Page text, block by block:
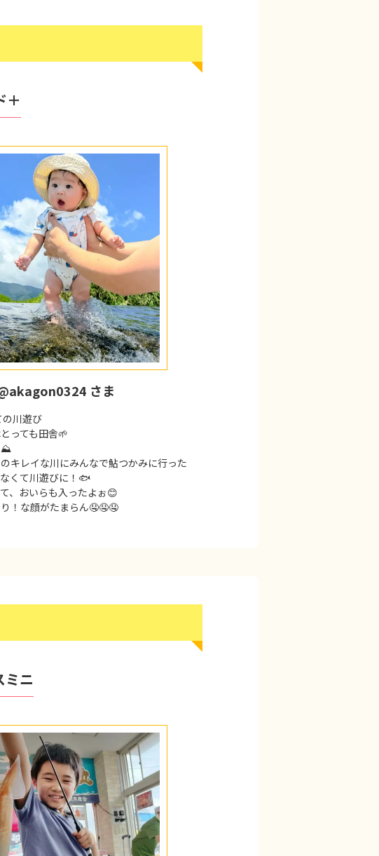
＋
さま
の川遊び
っても田舎🌱
キレイな川にみんなで鮎つかみに行った
くて川遊びに！🐟
、おいらも入ったよぉ😊
！な顔がたまらん🤤🤤🤤
ミニ